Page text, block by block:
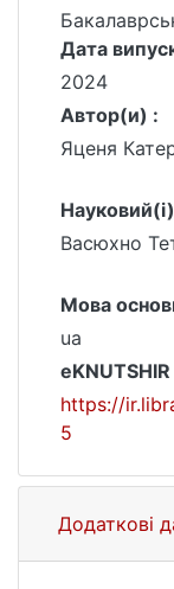
Дата
2024
Автор(и) :
Яценя
Васюхно
Мова
ua
eKNUTSHIR
https://
5
Додаткові